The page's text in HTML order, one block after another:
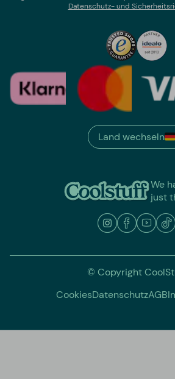
Datenschutz- und
We
just
Land wechseln
© Copyright
CookiesDatenschutzAGB